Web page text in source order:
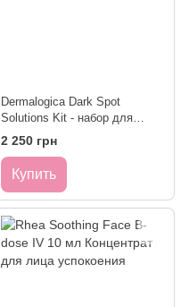
Dermalogica Dark Spot
Solutions Kit - набор для
борьбы с неровным тоном
кожи и гиперпигментацией
2 250 грн
Купить